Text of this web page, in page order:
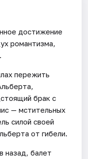
достижение
романтизма,
пережить
брак с
— мстительных
силой своей
от гибели.
назад, балет